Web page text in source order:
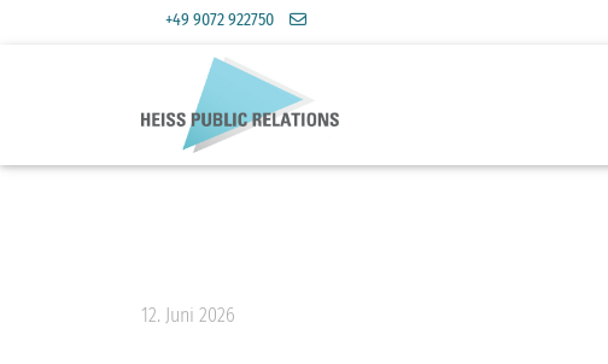
+49 9072 922750
12. Juni 2026